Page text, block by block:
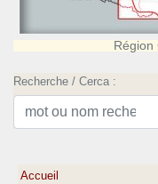
Région
Recherche / Cerca :
Accueil